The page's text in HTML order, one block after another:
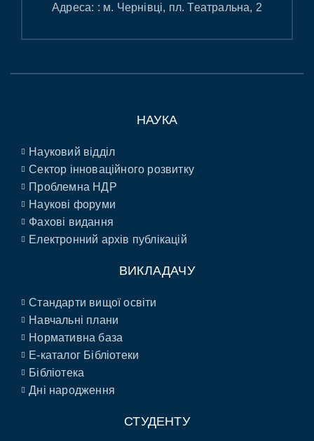
Адреса: : м. Чернівці, пл. Театральна, 2
НАУКА
Науковий відділ
Сектор інноваційного розвитку
Проблемна НДР
Наукові форуми
Фахові видання
Електронний архів публікацій
ВИКЛАДАЧУ
Стандарти вищої освіти
Навчальні плани
Нормативна база
E-каталог Бібліотеки
Бібліотека
Дні народження
СТУДЕНТУ